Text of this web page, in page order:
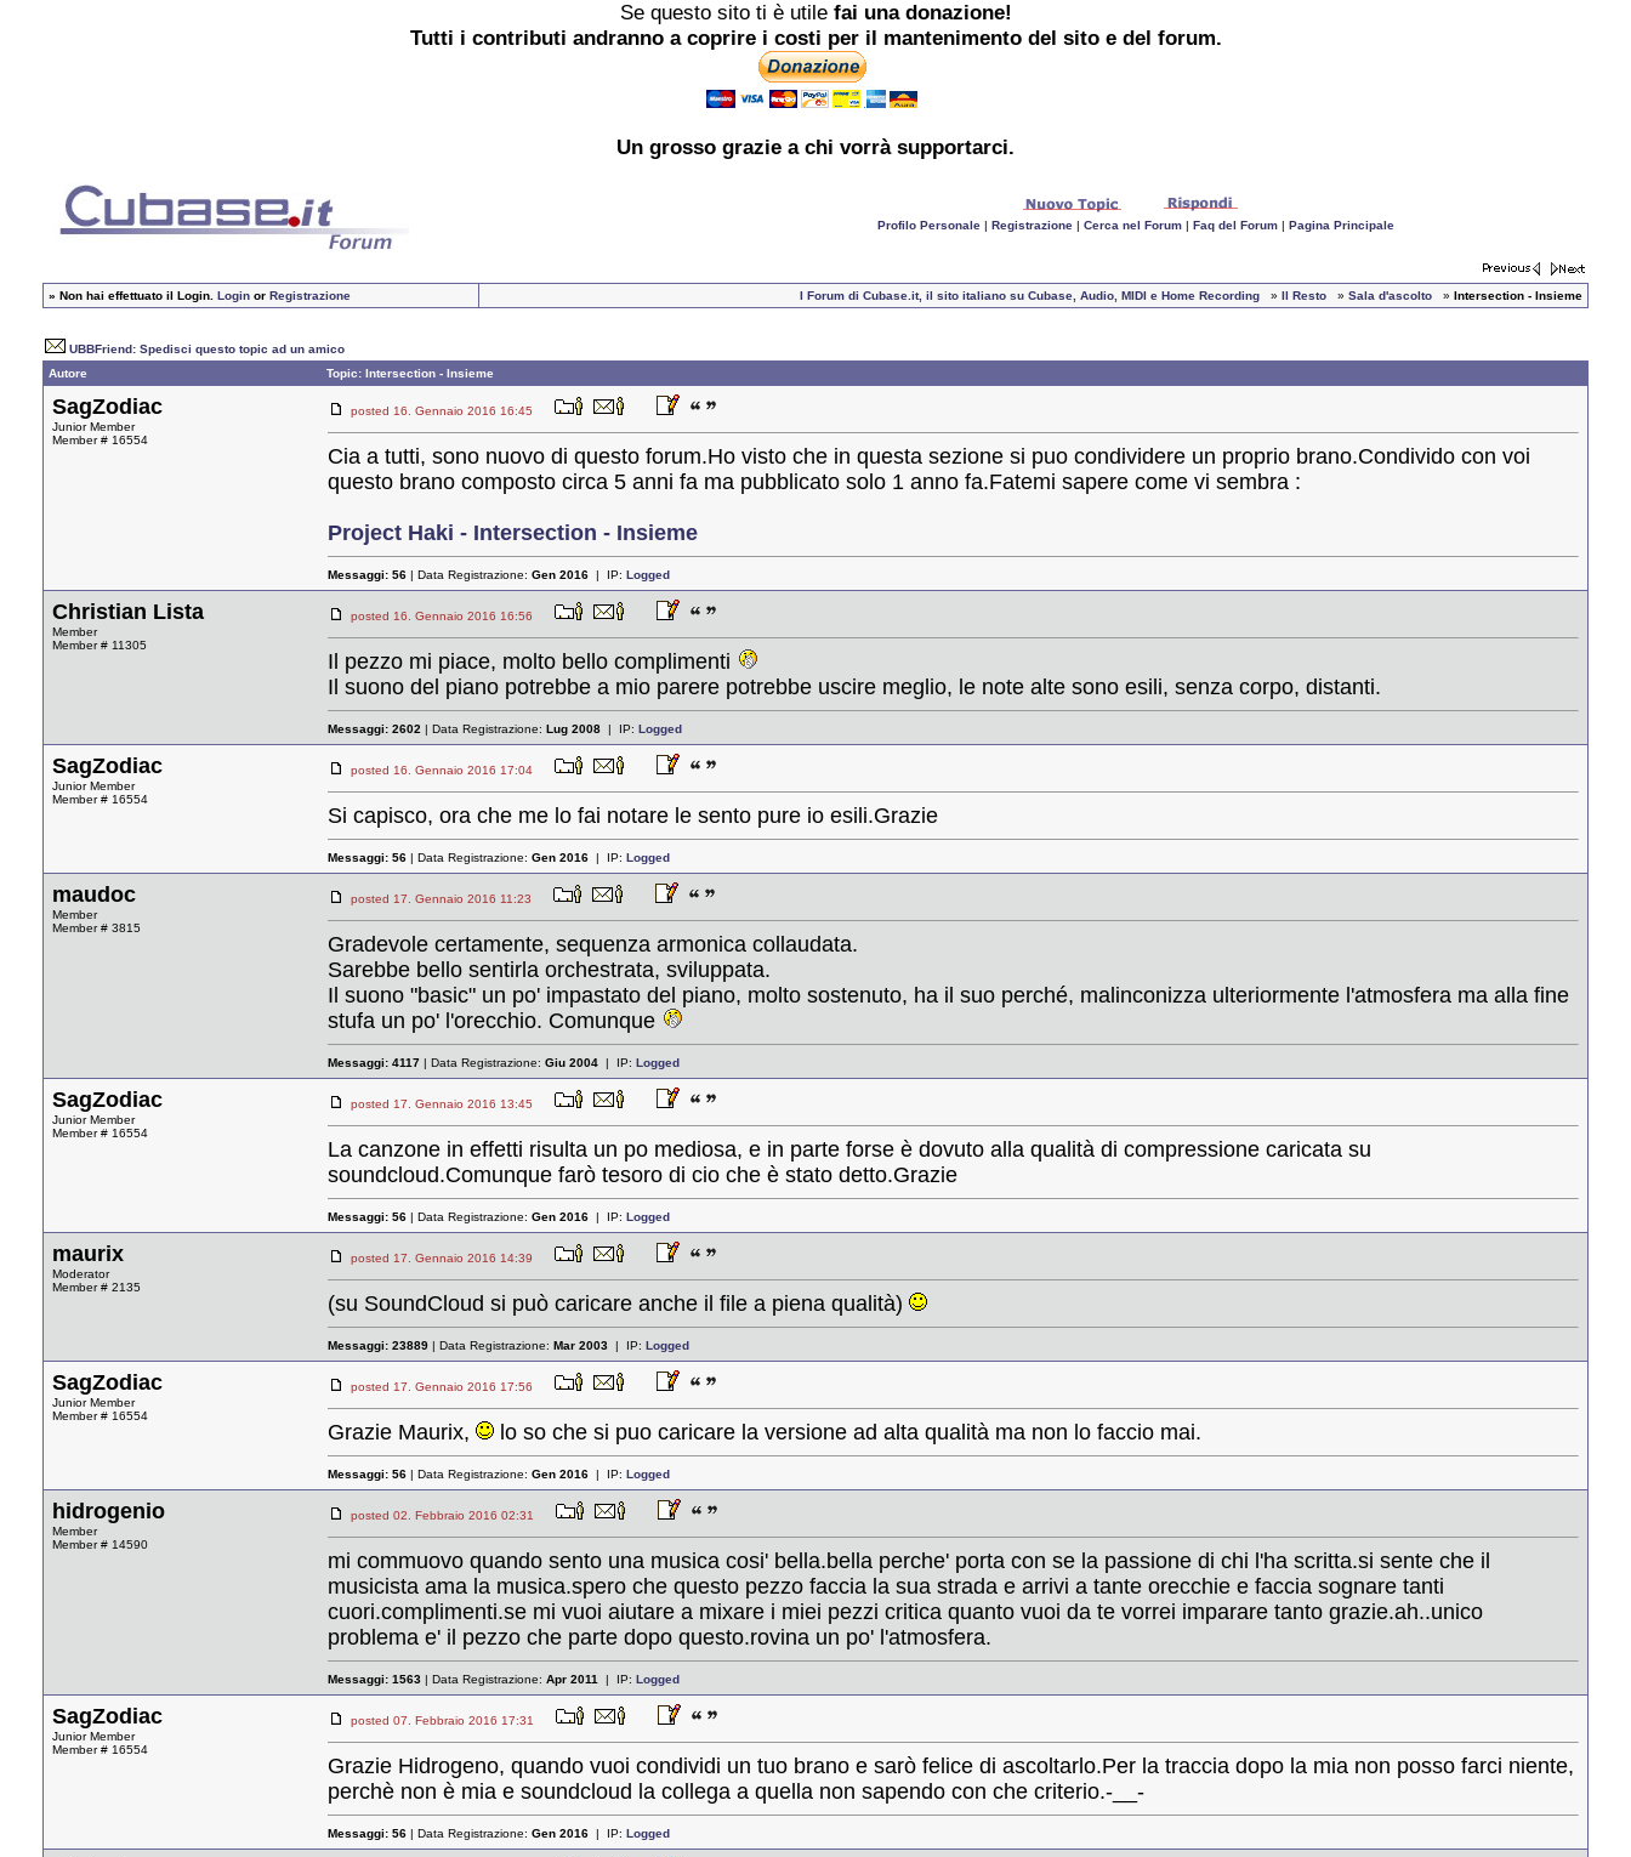
Se questo sito ti è utile fai una donazione!
Tutti i contributi andranno a coprire i costi per il mantenimento del sito e del forum.
Un grosso grazie a chi vorrà supportarci.
Profilo Personale| Registrazione| Cerca nel Forum| Faq del Forum| Pagina Principale
» Non hai effettuato il Login. Login or Registrazione I Forum di Cubase.it, il sito italiano su Cubase, Audio, MIDI e Home Recording » Il Resto » Sala d'ascolto » Intersection - Insieme
UBBFriend: Spedisci questo topic ad un amico
Autore
Topic: Intersection - Insieme
SagZodiac
Junior Member
Member # 16554
posted 16. Gennaio 2016 16:45
Cia a tutti, sono nuovo di questo forum.Ho visto che in questa sezione si puo condividere un proprio brano.Condivido con voi
questo brano composto circa 5 anni fa ma pubblicato solo 1 anno fa.Fatemi sapere come vi sembra :
Project Haki - Intersection - Insieme
Messaggi: 56 | Data Registrazione: Gen 2016 | IP: Logged
Christian Lista
Member
Member # 11305
posted 16. Gennaio 2016 16:56
Il pezzo mi piace, molto bello complimenti
Il suono del piano potrebbe a mio parere potrebbe uscire meglio, le note alte sono esili, senza corpo, distanti.
Messaggi: 2602 | Data Registrazione: Lug 2008 | IP: Logged
SagZodiac
Junior Member
Member # 16554
posted 16. Gennaio 2016 17:04
Si capisco, ora che me lo fai notare le sento pure io esili.Grazie
Messaggi: 56 | Data Registrazione: Gen 2016 | IP: Logged
maudoc
Member
Member # 3815
posted 17. Gennaio 2016 11:23
Gradevole certamente, sequenza armonica collaudata.
Sarebbe bello sentirla orchestrata, sviluppata.
Il suono "basic" un po' impastato del piano, molto sostenuto, ha il suo perché, malinconizza ulteriormente l'atmosfera ma alla fine
stufa un po' l'orecchio. Comunque
Messaggi: 4117 | Data Registrazione: Giu 2004 | IP: Logged
SagZodiac
Junior Member
Member # 16554
posted 17. Gennaio 2016 13:45
La canzone in effetti risulta un po mediosa, e in parte forse è dovuto alla qualità di compressione caricata su
soundcloud.Comunque farò tesoro di cio che è stato detto.Grazie
Messaggi: 56 | Data Registrazione: Gen 2016 | IP: Logged
maurix
Moderator
Member # 2135
posted 17. Gennaio 2016 14:39
(su SoundCloud si può caricare anche il file a piena qualità)
Messaggi: 23889 | Data Registrazione: Mar 2003 | IP: Logged
SagZodiac
Junior Member
Member # 16554
posted 17. Gennaio 2016 17:56
Grazie Maurix, lo so che si puo caricare la versione ad alta qualità ma non lo faccio mai.
Messaggi: 56 | Data Registrazione: Gen 2016 | IP: Logged
hidrogenio
Member
Member # 14590
posted 02. Febbraio 2016 02:31
mi commuovo quando sento una musica cosi' bella.bella perche' porta con se la passione di chi l'ha scritta.si sente che il
musicista ama la musica.spero che questo pezzo faccia la sua strada e arrivi a tante orecchie e faccia sognare tanti
cuori.complimenti.se mi vuoi aiutare a mixare i miei pezzi critica quanto vuoi da te vorrei imparare tanto grazie.ah..unico
problema e' il pezzo che parte dopo questo.rovina un po' l'atmosfera.
Messaggi: 1563 | Data Registrazione: Apr 2011 | IP: Logged
SagZodiac
Junior Member
Member # 16554
posted 07. Febbraio 2016 17:31
Grazie Hidrogeno, quando vuoi condividi un tuo brano e sarò felice di ascoltarlo.Per la traccia dopo la mia non posso farci niente,
perchè non è mia e soundcloud la collega a quella non sapendo con che criterio.-__-
Messaggi: 56 | Data Registrazione: Gen 2016 | IP: Logged